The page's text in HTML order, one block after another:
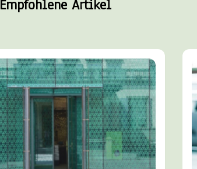
Empfohlene Artikel